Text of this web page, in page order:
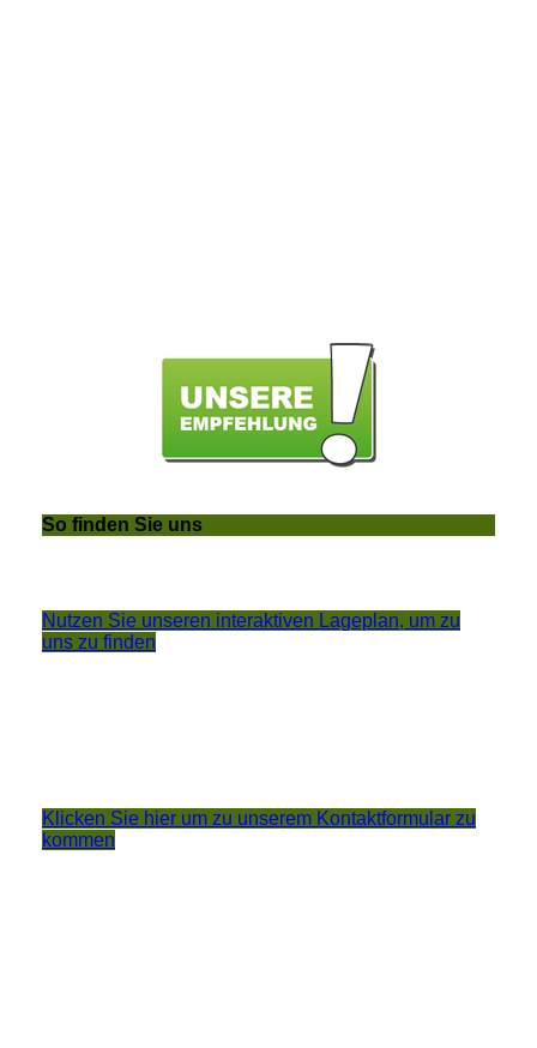
So finden Sie uns
Nutzen Sie unseren interaktiven La­ge­plan, um zu
uns zu finden
Klicken Sie hier um zu unserem Kon­takt­for­mu­lar zu
kommen